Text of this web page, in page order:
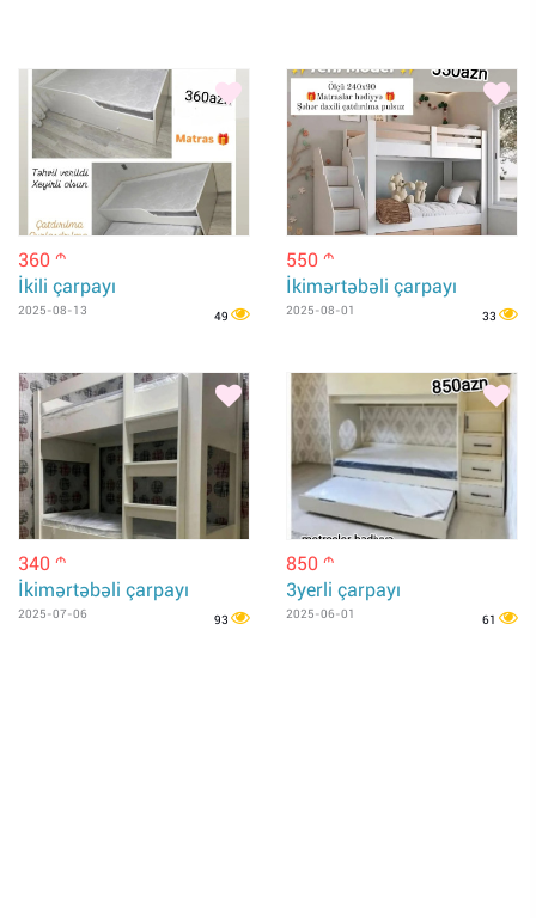
360 m
İkili çarpayı
2025-08-13 49
550 m
İkimərtəbəli çarpayı
2025-08-01 33
340 m
İkimərtəbəli çarpayı
2025-07-06 93
850 m
3yerli çarpayı
2025-06-01 61